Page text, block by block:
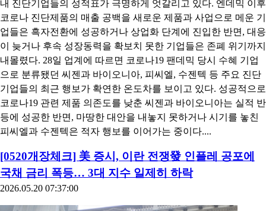
내 진단기업들의 성적표가 극명하게 엇갈리고 있다. 엔데믹 이후
코로나 진단제품의 매출 공백을 새로운 제품과 사업으로 메운 기
업들은 흑자전환에 성공하거나 상업화 단계에 진입한 반면, 대응
이 늦거나 후속 성장동력을 확보치 못한 기업들은 존폐 위기까지
내몰렸다. 28일 업계에 따르면 코로나19 팬데믹 당시 수혜 기업
으로 분류됐던 씨젠과 바이오니아, 피씨엘, 수젠텍 등 주요 진단
기업들의 최근 행보가 확연한 온도차를 보이고 있다. 성공적으로
코로나19 관련 제품 의존도를 낮춘 씨젠과 바이오니아는 실적 반
등에 성공한 반면, 마땅한 대안을 내놓지 못하거나 시기를 놓친
피씨엘과 수젠텍은 적자 행보를 이어가는 중이다....
[0520개장체크] 美 증시, 이란 전쟁發 인플레 공포에
국채 금리 폭등… 3대 지수 일제히 하락
2026.05.20 07:37:00